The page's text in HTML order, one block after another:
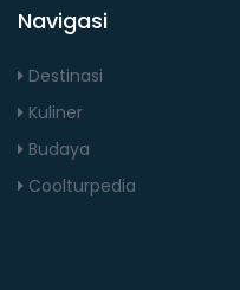
Navigasi
Destinasi
Kuliner
Budaya
Coolturpedia